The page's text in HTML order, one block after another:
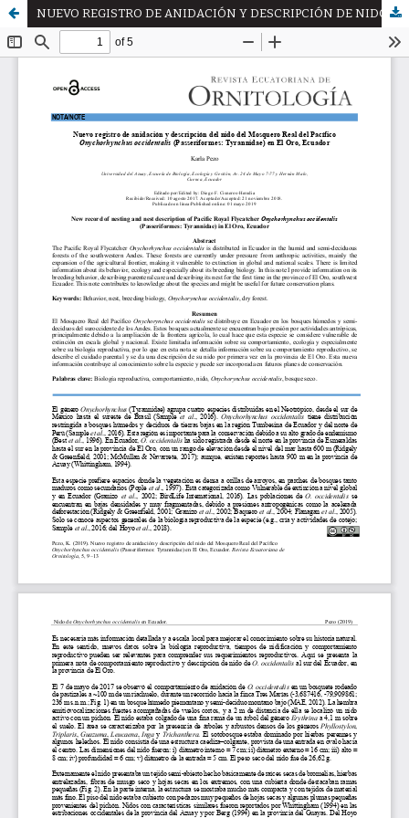
NUEVO REGISTRO DE ANIDACIÓN Y DESCRIPCIÓN DE NIDO DEL MOSQUERO REAL DEL PACÍFICO Onychorhynchus occidentalis (PASSERIFORMES: TYRANNIDAE) EN EL ORO, ECUADOR